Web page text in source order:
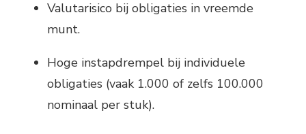
Valutarisico bij obligaties in vreemde
munt.
Hoge instapdrempel bij individuele
obligaties (vaak 1.000 of zelfs 100.000
nominaal per stuk).